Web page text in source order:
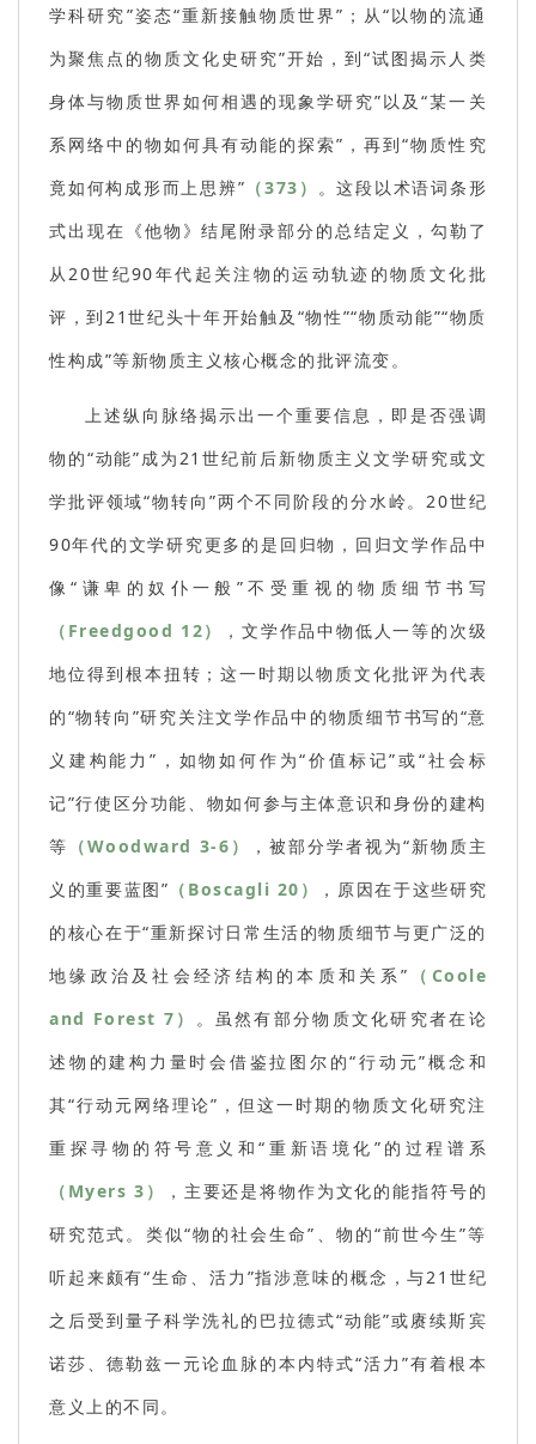
学科研究”姿态“重新接触物质世界”；从“以物的流通
为聚焦点的物质文化史研究”开始，到“试图揭示人类
身体与物质世界如何相遇的现象学研究”以及“某一关
系网络中的物如何具有动能的探索”，再到“物质性究
竟如何构成形而上思辨” （373） 。这段以术语词条形
式出现在《他物》结尾附录部分的总结定义，勾勒了
从20世纪90年代起关注物的运动轨迹的物质文化批
评，到21世纪头十年开始触及“物性”“物质动能”“物质
性构成”等新物质主义核心概念的批评流变。
上述纵向脉络揭示出一个重要信息，即是否强调
物的“动能”成为21世纪前后新物质主义文学研究或文
学批评领域“物转向”两个不同阶段的分水岭。20世纪
90年代的文学研究更多的是回归物，回归文学作品中
像“谦卑的奴仆一般”不受重视的物质细节书写
（Freedgood 12）
，文学作品中物低人一等的次级
地位得到根本扭转；这一时期以物质文化批评为代表
的“物转向”研究关注文学作品中的物质细节书写的“意
义建构能力”，如物如何作为“价值标记”或“社会标
记”行使区分功能、物如何参与主体意识和身份的建构
等 （Woodward 3-6）
，被部分学者视为“新物质主
义的重要蓝图” （Boscagli 20）
，原因在于这些研究
的核心在于“重新探讨日常生活的物质细节与更广泛的
地缘政治及社会经济结构的本质和关系” （Coole
and Forest 7） 。虽然有部分物质文化研究者在论
述物的建构力量时会借鉴拉图尔的“行动元”概念和
其“行动元网络理论”，但这一时期的物质文化研究注
重探寻物的符号意义和“重新语境化”的过程谱系
（Myers 3）
，主要还是将物作为文化的能指符号的
研究范式。类似“物的社会生命”、物的“前世今生”等
听起来颇有“生命、活力”指涉意味的概念，与21世纪
之后受到量子科学洗礼的巴拉德式“动能”或赓续斯宾
诺莎、德勒兹一元论血脉的本内特式“活力”有着根本
意义上的不同。